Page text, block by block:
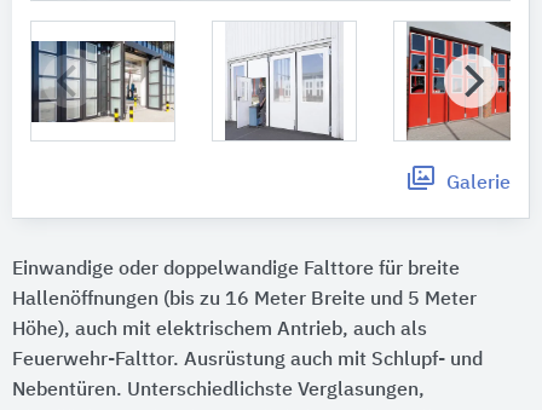
Galerie
Einwandige oder doppelwandige Falttore für breite
Hallenöffnungen (bis zu 16 Meter Breite und 5 Meter
Höhe), auch mit elektrischem Antrieb, auch als
Feuerwehr-Falttor. Ausrüstung auch mit Schlupf- und
Nebentüren. Unterschiedlichste Verglasungen,